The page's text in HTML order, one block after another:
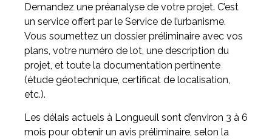
Demandez une préanalyse de votre projet. C’est
un service offert par le Service de l’urbanisme.
Vous soumettez un dossier préliminaire avec vos
plans, votre numéro de lot, une description du
projet, et toute la documentation pertinente
(étude géotechnique, certificat de localisation,
etc.).
Les délais actuels à Longueuil sont d’environ 3 à 6
mois pour obtenir un avis préliminaire, selon la